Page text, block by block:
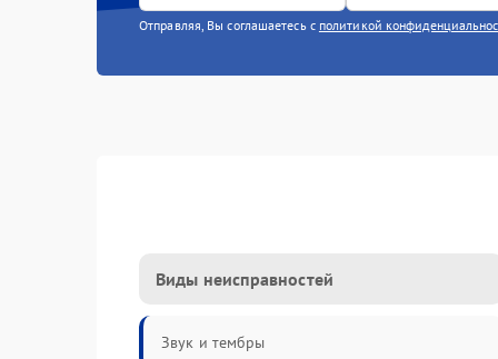
Отправляя, Вы соглашаетесь с политикой
Виды неисправностей
Звук и тембры